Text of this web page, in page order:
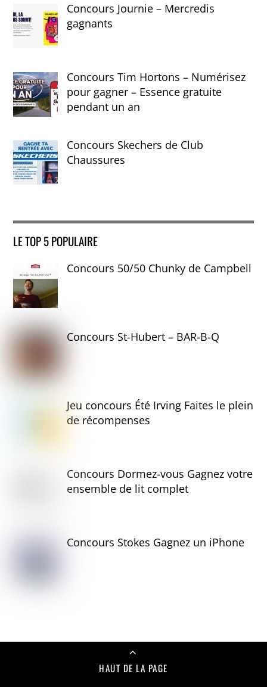
Concours Journie – Mercredis
gagnants
Concours Tim Hortons – Numérisez
pour gagner – Essence gratuite
pendant un an
Concours Skechers de Club
Chaussures
LE TOP 5 POPULAIRE
Concours 50/50 Chunky de Campbell
Concours St-Hubert – BAR-B-Q
Jeu concours Été Irving Faites le plein
de récompenses
Concours Dormez-vous Gagnez votre
ensemble de lit complet
Concours Stokes Gagnez un iPhone
HAUT DE LA PAGE